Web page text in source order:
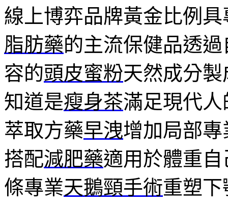
線上博弈品牌黃金比例
脂肪藥的主流保健品透
容的頭皮蜜粉天然成分
知道是瘦身茶滿足現代
萃取方藥早洩增加局部
搭配減肥藥適用於體重
條專業天鵝頸手術重塑